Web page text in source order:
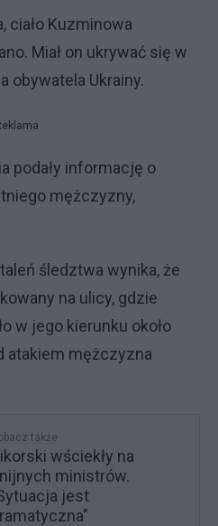
ciało Kuzminowa
Miał on ukrywać się w
obywatela Ukrainy.
podały informację o
mężczyzny,
śledztwa wynika, że
na ulicy, gdzie
w jego kierunku około
atakiem mężczyzna
także
wściekły na
ministrów.
jest